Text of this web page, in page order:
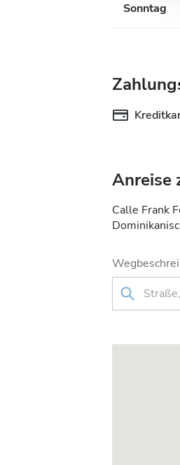
Sonntag
Anreise
Calle Frank